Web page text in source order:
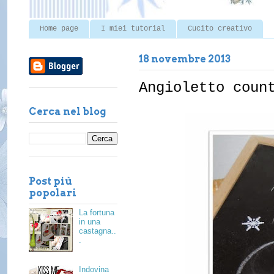
Home page I miei tutorial Cucito creativo
18 novembre 2013
Angioletto
Cerca nel blog
Post più
popolari
La fortuna
in una
castagna..
.
Indovina